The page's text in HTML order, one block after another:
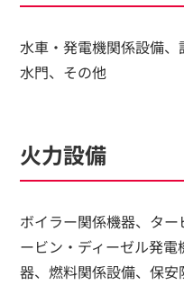
水車・発電機関係設備、
水門、その他
火力設備
ボイラー関係機器、タ
ービン・ディーゼル発
器、燃料関係設備、保